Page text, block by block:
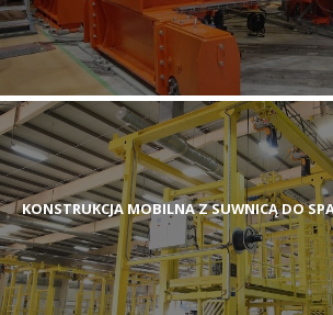
KONSTRUKCJA MOBILNA Z SUWNICĄ DO